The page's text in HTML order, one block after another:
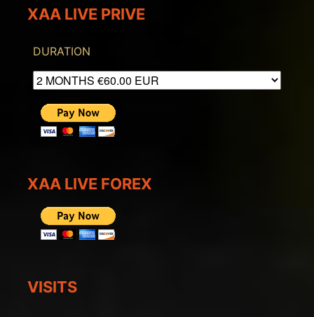
XAA LIVE PRIVE
DURATION
XAA LIVE FOREX
VISITS